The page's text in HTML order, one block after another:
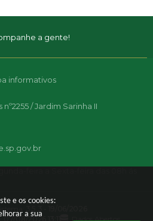
e os cookies:
a sua
a gente!
/ Jardim Sarinha II
informativos
07/08/2026 13:11 Dados Abertos